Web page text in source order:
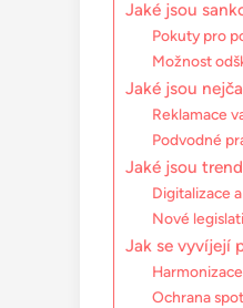
Jaké jsou
Pokuty pro
Možnost
Jaké jsou
Reklamace
Podvodné
Jaké jsou
Digitalizace
Nové
Jak se vyvíjejí
Ochrana